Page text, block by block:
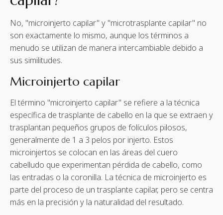
No, "microinjerto capilar" y "microtrasplante capilar" no
son exactamente lo mismo, aunque los términos a
menudo se utilizan de manera intercambiable debido a
sus similitudes.
Microinjerto capilar
El término "microinjerto capilar" se refiere a la técnica
específica de trasplante de cabello en la que se extraen y
trasplantan pequeños grupos de folículos pilosos,
generalmente de 1 a 3 pelos por injerto. Estos
microinjertos se colocan en las áreas del cuero
cabelludo que experimentan pérdida de cabello, como
las entradas o la coronilla. La técnica de microinjerto es
parte del proceso de un trasplante capilar, pero se centra
más en la precisión y la naturalidad del resultado.